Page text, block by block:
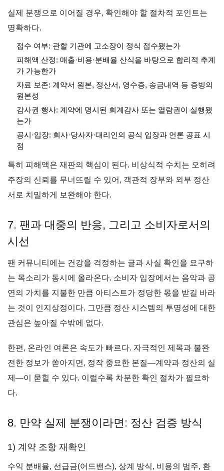
실제 분쟁으로 이어질 경우, 확인해야 할 절차적 포인트는
명확하다.
접수 여부: 관할 기관에 고소장이 정식 접수됐는가
피해액 산정: 매출·비용·분배율 산식을 바탕으로 합리적 추계
가 가능한가
자료 보존: 계약서 원본, 정산서, 영수증, 송금내역 등 증빙의
원본성
감사권 행사: 계약에 명시된 회계감사 또는 열람권이 실행됐
는가
공시·입장: 회사·당사자·대리인의 공식 입장과 언론 공표 시
점
특히 피해액은 재판의 핵심이 된다. 비상식적 수치는 오히려
주장의 신뢰를 무너뜨릴 수 있어, 객관적 장부와 외부 정산
서로 치밀하게 보완해야 한다.
7. 팬과 대중의 반응, 그리고 소비자로서의
시선
팬 커뮤니티에는 건강을 걱정하는 글과 사실 확인을 요구하
는 목소리가 동시에 올라온다. 소비자 입장에서는 음악과 공
연의 가치를 지불한 만큼 아티스트가 정당한 몫을 받길 바라
는 것이 인지상정이다. 그만큼 정산 시스템의 투명성에 대한
관심은 높아질 수밖에 없다.
한편, 온라인 여론은 속도가 빠르다. 자극적인 제목과 불완
전한 정보가 쏟아지면, 정작 중요한 본질—계약과 정산의 실
제—이 묻힐 수 있다. 이럴수록 차분한 확인 절차가 필요하
다.
8. 만약 실제 분쟁이라면: 정산 검증 방식
1) 계약 조항 재확인
수익 분배율, 선급금(어드밴스), 상계 방식, 비용의 범주, 환